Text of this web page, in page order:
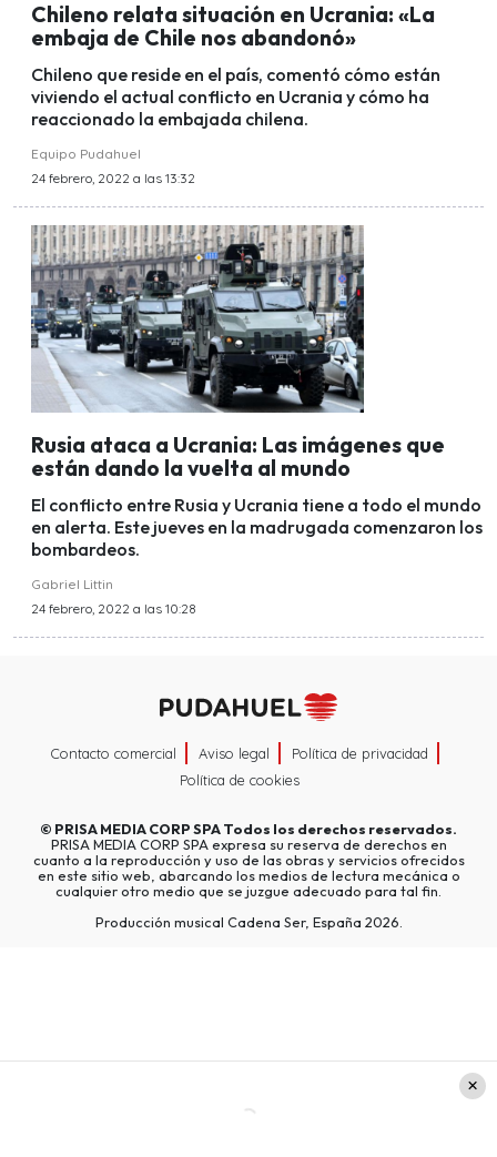
Chileno relata situación en Ucrania: «La
embaja de Chile nos abandonó»
Chileno que reside en el país, comentó cómo están
viviendo el actual conflicto en Ucrania y cómo ha
reaccionado la embajada chilena.
Equipo Pudahuel
24 febrero, 2022 a las 13:32
Rusia ataca a Ucrania: Las imágenes que
están dando la vuelta al mundo
El conflicto entre Rusia y Ucrania tiene a todo el mundo
en alerta. Este jueves en la madrugada comenzaron los
bombardeos.
Gabriel Littin
24 febrero, 2022 a las 10:28
Contacto comercial Aviso legal
Política de privacidad
Política de cookies
© PRISA MEDIA CORP SPATodos los derechos reservados.
PRISA MEDIA CORP SPA expresa su reserva de derechos en
cuanto a la reproducción y uso de las obras y servicios ofrecidos
en este sitio web, abarcando los medios de lectura mecánica o
cualquier otro medio que se juzgue adecuado para tal fin.
Producción musical Cadena Ser, España 2026.